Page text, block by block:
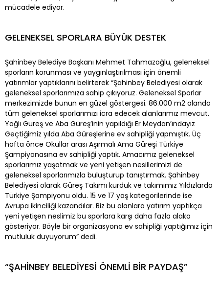
mücadele ediyor.
GELENEKSEL SPORLARA BÜYÜK DESTEK
Şahinbey Belediye Başkanı Mehmet Tahmazoğlu, geleneksel
sporların korunması ve yaygınlaştırılması için önemli
yatırımlar yaptıklarını belirterek “Şahinbey Belediyesi olarak
geleneksel sporlarımıza sahip çıkıyoruz. Geleneksel Sporlar
merkezimizde bunun en güzel göstergesi. 86.000 m2 alanda
tüm geleneksel sporlarımızı icra edecek alanlarımız mevcut.
Yağlı Güreş ve Aba Güreş’inin yapıldığı Er Meydan’ındayız
Geçtiğimiz yılda Aba Güreşlerine ev sahipliği yapmıştık. Üç
hafta önce Okullar arası Aşırmalı Ama Güreşi Türkiye
Şampiyonasına ev sahipliği yaptık. Amacımız geleneksel
sporlarımız yaşatmak ve yeni yetişen nesillerimizi de
geleneksel sporlarımızla buluşturup tanıştırmak. Şahinbey
Belediyesi olarak Güreş Takımı kurduk ve takımımız Yıldızlarda
Türkiye Şampiyonu oldu. 15 ve 17 yaş kategorilerinde ise
Avrupa ikinciliği kazandılar. Biz bu alanlara yatırım yaptıkça
yeni yetişen neslimiz bu sporlara karşı daha fazla alaka
gösteriyor. Böyle bir organizasyona ev sahipliği yaptığımız için
mutluluk duyuyorum” dedi.
“ŞAHİNBEY BELEDİYESİ ÖNEMLİ BİR PAYDAŞ”